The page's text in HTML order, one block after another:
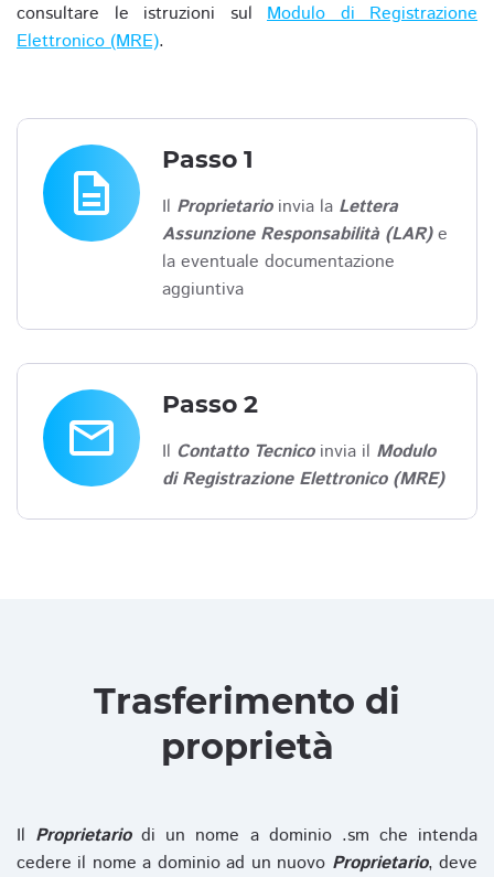
consultare le istruzioni sul Modulo di Registrazione
Elettronico (MRE).
description
Passo 1
Il Proprietarioinvia la Lettera
Assunzione Responsabilità (LAR)e
la eventuale documentazione
aggiuntiva
email
Passo 2
Il Contatto Tecnicoinvia il Modulo
di Registrazione Elettronico (MRE)
Trasferimento di
proprietà
Il Proprietariodi un nome a dominio .sm che intenda
cedere il nome a dominio ad un nuovo Proprietario, deve